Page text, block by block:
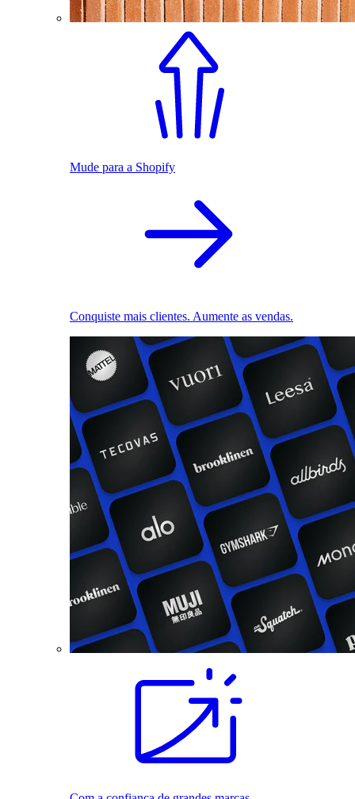
Mude para a Shopify
Conquiste mais clientes. Aumente as vendas.